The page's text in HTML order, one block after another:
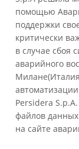
помощью
поддержки
критически
в случае сбоя
аварийного
Persidera
файлов
на сайте